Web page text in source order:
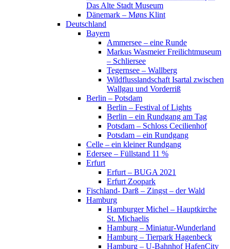
Das Alte Stadt Museum
Dänemark – Møns Klint
Deutschland
Bayern
Ammersee – eine Runde
Markus Wasmeier Freilichtmuseum
– Schliersee
Tegernsee – Wallberg
Wildflusslandschaft Isartal zwischen
Wallgau und Vorderriß
Berlin – Potsdam
Berlin – Festival of Lights
Berlin – ein Rundgang am Tag
Potsdam – Schloss Cecilienhof
Potsdam – ein Rundgang
Celle – ein kleiner Rundgang
Edersee – Füllstand 11 %
Erfurt
Erfurt – BUGA 2021
Erfurt Zoopark
Fischland- Darß – Zingst – der Wald
Hamburg
Hamburger Michel – Hauptkirche
St. Michaelis
Hamburg – Miniatur-Wunderland
Hamburg – Tierpark Hagenbeck
Hamburg – U-Bahnhof HafenCity